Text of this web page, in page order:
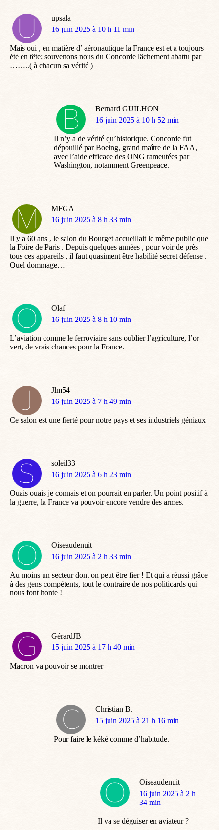
upsala
dit
16 juin 2025 à 10 h 11 min
Mais oui , en matière d’ aéronautique la France est et a toujours
été en tête; souvenons nous du Concorde lâchement abattu par
……..( à chacun sa vérité )
Bernard GUILHON
dit
16 juin 2025 à 10 h 52 min
Il n’y a de vérité qu’historique. Concorde fut
dépouillé par Boeing, grand maître de la FAA,
avec l’aide efficace des ONG rameutées par
Washington, notamment Greenpeace.
MFGA
dit
16 juin 2025 à 8 h 33 min
Il y a 60 ans , le salon du Bourget accueillait le même public que
la Foire de Paris . Depuis quelques années , pour voir de près
tous ces appareils , il faut quasiment être habilité secret défense .
Quel dommage…
Olaf
dit
16 juin 2025 à 8 h 10 min
L’aviation comme le ferroviaire sans oublier l’agriculture, l’or
vert, de vrais chances pour la France.
Jlm54
dit
16 juin 2025 à 7 h 49 min
Ce salon est une fierté pour notre pays et ses industriels géniaux
soleil33
dit
16 juin 2025 à 6 h 23 min
Ouais ouais je connais et on pourrait en parler. Un point positif à
la guerre, la France va pouvoir encore vendre des armes.
Oiseaudenuit
dit
16 juin 2025 à 2 h 33 min
Au moins un secteur dont on peut être fier ! Et qui a réussi grâce
à des gens compétents, tout le contraire de nos politicards qui
nous font honte !
GérardJB
dit
15 juin 2025 à 17 h 40 min
Macron va pouvoir se montrer
Christian B.
dit
15 juin 2025 à 21 h 16 min
Pour faire le kéké comme d’habitude.
Oiseaudenuit
dit
:
16 juin 2025 à 2 h
34 min
Il va se déguiser en aviateur ?